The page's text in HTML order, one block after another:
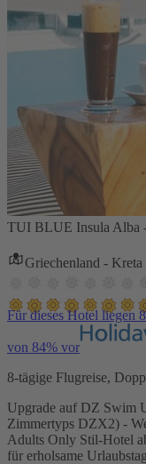
TUI BLUE Insula Alba
Griechenland -
Für dieses Hotel liegen
von 84% vor
8-tägige Flugreise,
Upgrade auf DZ Swim
Zimmertyps DZX2) -
Adults Only Stil-Hotel
für erholsame